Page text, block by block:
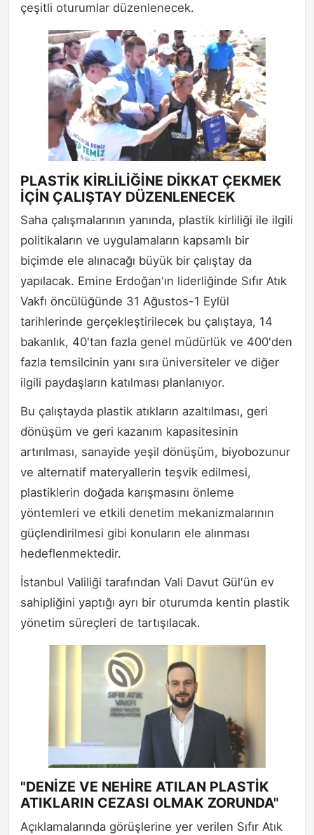
çeşitli oturumlar düzenlenecek.
PLASTİK KİRLİLİĞİNE DİKKAT ÇEKMEK
İÇİN ÇALIŞTAY DÜZENLENECEK
Saha çalışmalarının yanında, plastik kirliliği ile ilgili
politikaların ve uygulamaların kapsamlı bir
biçimde ele alınacağı büyük bir çalıştay da
yapılacak. Emine Erdoğan'ın liderliğinde Sıfır Atık
Vakfı öncülüğünde 31 Ağustos-1 Eylül
tarihlerinde gerçekleştirilecek bu çalıştaya, 14
bakanlık, 40'tan fazla genel müdürlük ve 400'den
fazla temsilcinin yanı sıra üniversiteler ve diğer
ilgili paydaşların katılması planlanıyor.
Bu çalıştayda plastik atıkların azaltılması, geri
dönüşüm ve geri kazanım kapasitesinin
artırılması, sanayide yeşil dönüşüm, biyobozunur
ve alternatif materyallerin teşvik edilmesi,
plastiklerin doğada karışmasını önleme
yöntemleri ve etkili denetim mekanizmalarının
güçlendirilmesi gibi konuların ele alınması
hedeflenmektedir.
İstanbul Valiliği tarafından Vali Davut Gül'ün ev
sahipliğini yaptığı ayrı bir oturumda kentin plastik
yönetim süreçleri de tartışılacak.
"DENİZE VE NEHİRE ATILAN PLASTİK
ATIKLARIN CEZASI OLMAK ZORUNDA"
Açıklamalarında görüşlerine yer verilen Sıfır Atık